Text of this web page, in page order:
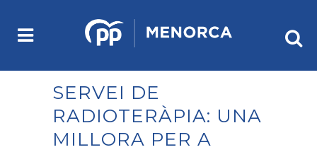
SERVEI DE
RADIOTERÀPIA: UNA
MILLORA PER A